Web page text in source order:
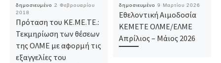
δημοσιευμένο 2 Φεβρουαρίου
2018
Πρόταση του ΚΕ.ΜΕ.ΤΕ.:
Τεκμηρίωση των θέσεων
της ΟΛΜΕ με αφορμή τις
εξαγγελίες του
δημοσιευμένο 9 Μαρτίου 2026
Εθελοντική Αιμοδοσία
ΚΕΜΕΤΕ ΟΛΜΕ/ΕΛΜΕ
Απρίλιος – Μάιος 2026